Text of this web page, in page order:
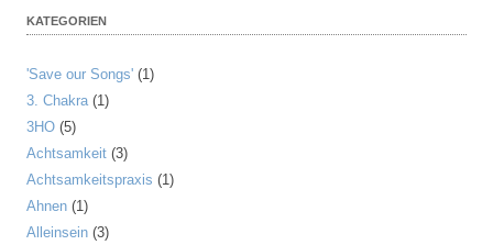
KATEGORIEN
'Save our Songs' (1)
3. Chakra(1)
3HO (5)
Achtsamkeit (3)
Achtsamkeitspraxis (1)
Ahnen (1)
Alleinsein (3)